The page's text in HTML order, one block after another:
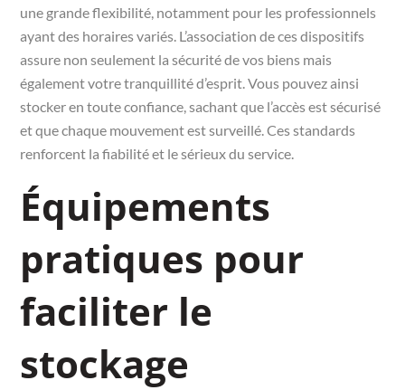
une grande flexibilité, notamment pour les professionnels
ayant des horaires variés. L’association de ces dispositifs
assure non seulement la sécurité de vos biens mais
également votre tranquillité d’esprit. Vous pouvez ainsi
stocker en toute confiance, sachant que l’accès est sécurisé
et que chaque mouvement est surveillé. Ces standards
renforcent la fiabilité et le sérieux du service.
Équipements
pratiques pour
faciliter le
stockage